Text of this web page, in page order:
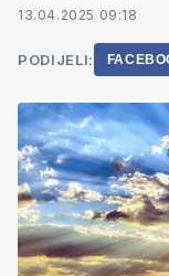
13.04.2025 09:18
PODIJELI: